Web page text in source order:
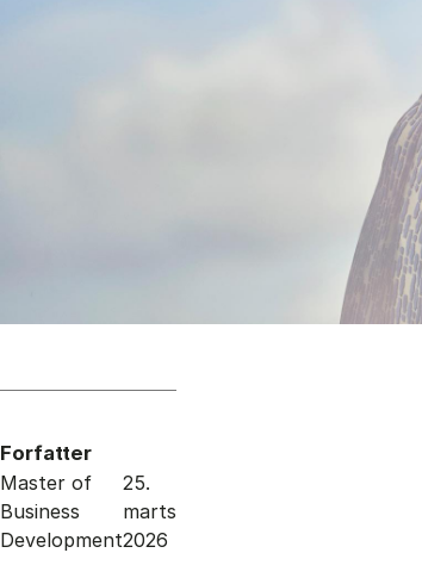
Forfatter
Master of
Business
Development
25.
marts
2026